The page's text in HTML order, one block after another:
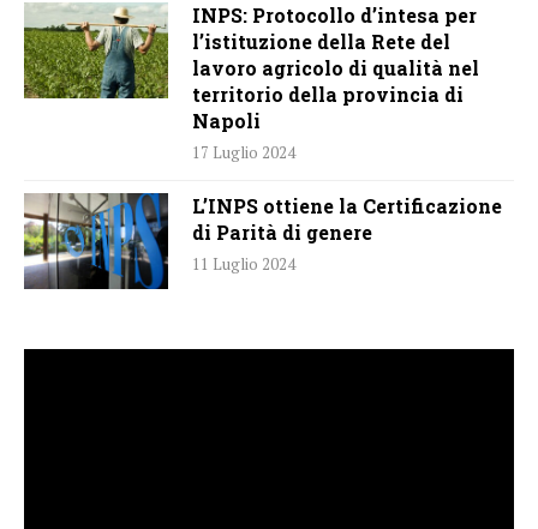
INPS: Protocollo d’intesa per
l’istituzione della Rete del
lavoro agricolo di qualità nel
territorio della provincia di
Napoli
17 Luglio 2024
L’INPS ottiene la Certificazione
di Parità di genere
11 Luglio 2024